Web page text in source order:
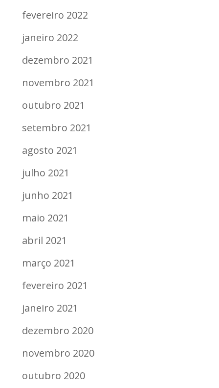
fevereiro 2022
janeiro 2022
dezembro 2021
novembro 2021
outubro 2021
setembro 2021
agosto 2021
julho 2021
junho 2021
maio 2021
abril 2021
março 2021
fevereiro 2021
janeiro 2021
dezembro 2020
novembro 2020
outubro 2020